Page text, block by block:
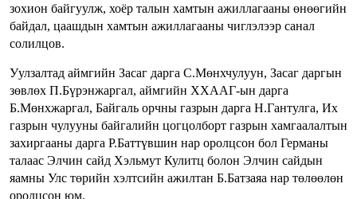
зохион байгуулж, хоёр талын хамтын ажиллагааны өнөөгийн
байдал, цаашдын хамтын ажиллагааны чиглэлээр санал
солилцов.
Уулзалтад аймгийн Засаг дарга С.Мөнхчулуун, Засаг даргын
зөвлөх П.Бүрэнжаргал, аймгийн ХХААГ-ын дарга
Б.Мөнхжаргал, Байгаль орчны газрын дарга Н.Гантулга, Их
газрын чулууны байгалийн цогцолборт газрын хамгаалалтын
захиргааны дарга Р.Баттүвшин нар оролцсон бол Германы
талаас Элчин сайд Хэльмут Кулитц болон Элчин сайдын
яамны Улс төрийн хэлтсийн ажилтан Б.Батзаяа нар төлөөлөн
оролцсон юм.